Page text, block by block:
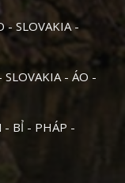
- SLOVAKIA -
- ÁO -
- BỈ - PHÁP -